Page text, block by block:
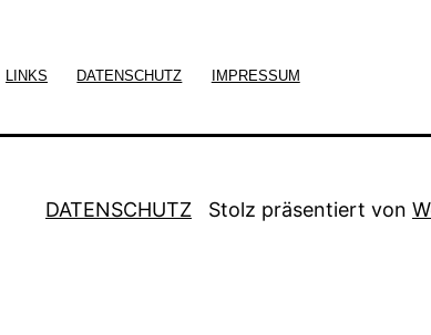
LINKS DATENSCHUTZ IMPRESSUM
DATENSCHUTZ Stolz präsentiert von